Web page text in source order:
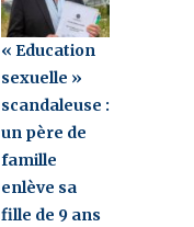
« Education
sexuelle »
scandaleuse :
un père de
famille
enlève sa
fille de 9 ans